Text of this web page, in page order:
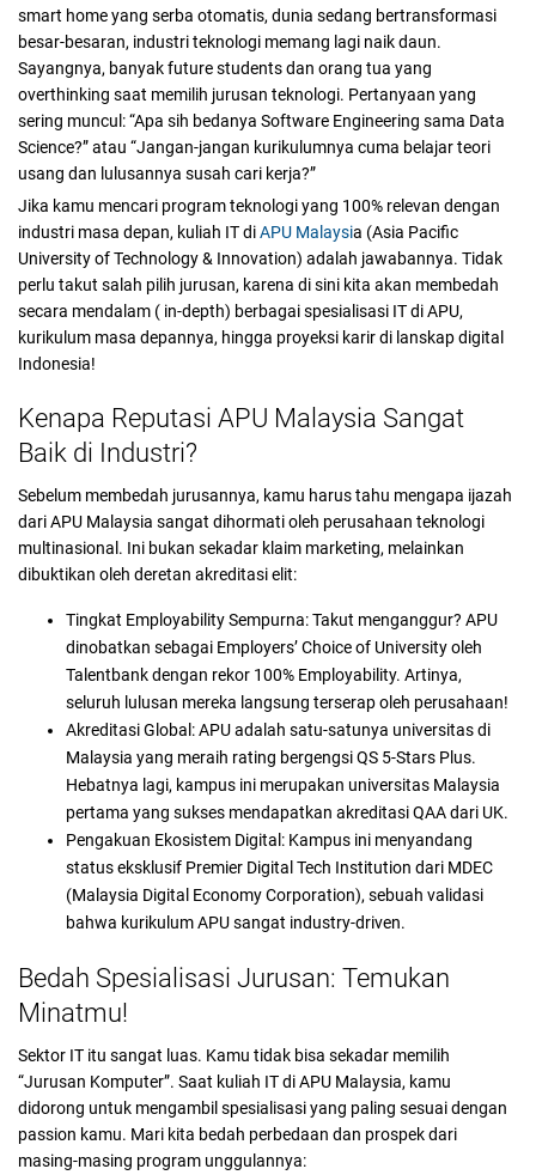
smart home yang serba otomatis, dunia sedang bertransformasi
besar-besaran, industri teknologi memang lagi naik daun.
Sayangnya, banyak future students dan orang tua yang
overthinking saat memilih jurusan teknologi. Pertanyaan yang
sering muncul: “Apa sih bedanya Software Engineering sama Data
Science?” atau “Jangan-jangan kurikulumnya cuma belajar teori
usang dan lulusannya susah cari kerja?”
Jika kamu mencari program teknologi yang 100% relevan dengan
industri masa depan, kuliah IT diAPU Malaysia (Asia Pacific
University of Technology & Innovation) adalah jawabannya. Tidak
perlu takut salah pilih jurusan, karena di sini kita akan membedah
secara mendalam ( in-depth) berbagai spesialisasi IT di APU,
kurikulum masa depannya, hingga proyeksi karir di lanskap digital
Indonesia!
Kenapa Reputasi APU Malaysia Sangat
Baik di Industri?
Sebelum membedah jurusannya, kamu harus tahu mengapa ijazah
dari APU Malaysia sangat dihormati oleh perusahaan teknologi
multinasional. Ini bukan sekadar klaim marketing, melainkan
dibuktikan oleh deretan akreditasi elit:
Tingkat Employability Sempurna: Takut menganggur? APU
dinobatkan sebagai Employers’ Choice of University oleh
Talentbank dengan rekor 100% Employability. Artinya,
seluruh lulusan mereka langsung terserap oleh perusahaan!
Akreditasi Global: APU adalah satu-satunya universitas di
Malaysia yang meraih rating bergengsi QS 5-Stars Plus.
Hebatnya lagi, kampus ini merupakan universitas Malaysia
pertama yang sukses mendapatkan akreditasi QAA dari UK.
Pengakuan Ekosistem Digital: Kampus ini menyandang
status eksklusif Premier Digital Tech Institution dari MDEC
(Malaysia Digital Economy Corporation), sebuah validasi
bahwa kurikulum APU sangat industry-driven.
Bedah Spesialisasi Jurusan: Temukan
Minatmu!
Sektor IT itu sangat luas. Kamu tidak bisa sekadar memilih
“Jurusan Komputer”. Saat kuliah IT di APU Malaysia, kamu
didorong untuk mengambil spesialisasi yang paling sesuai dengan
passion kamu. Mari kita bedah perbedaan dan prospek dari
masing-masing program unggulannya: